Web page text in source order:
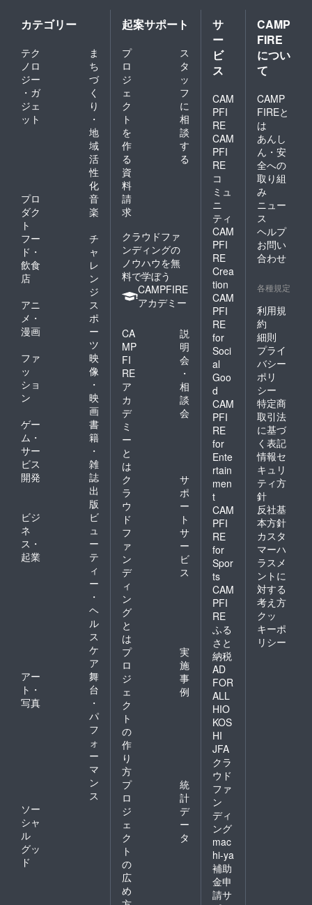
きのと
(四桝屋)
きのこ
むし(き
のこむ
とゆき
(あめ
のち
ゆき) 小
林ちさ
(pockyf
actory)
※クラウ
ドファ
ンディ
ング限
定 ※敬
開！ ・
サン
シャイ
ンクリ
エイ
ション
ンタペ
スト
リー
（12
種） 1
月：五
月うな
ぎ（五
月惣菜
店） 2
月：夜
（NEO
CATCIT
Y） 3
月：す
（Chilly
4月：宮
坂なこ
（CAN
VAS+G
ARDEN
月：ひ
さぎ
（ぷち
めいぷ
る） 6
月：ユ
キバス
ター
Z（わた
し） 7
月：シ
ロガネ
ヒナ
（MILK
BAR）
8月：
neropa
so（ner
opaso
月：雨
暈郁太
（many
manyra
タ) 成瀬
守(THE
FLYER
S) え
れっと
(うつら
うらら
karory(
KARO
MIX) 井
冬良(か
えでの
丘) あづ
み一樹
(ComeT
hrough)
りゅう
き夕海/
すめら
ぎ琥珀
(どてち
ん王
国/L.L.M
りょう
井さじ
(わたく
び) すい
みゃ
(Chilly
polka)
すいひ
(Oracle
Eggs)
ななろ
ば華(祭
社) やだ
ぽてと
(やだ
ぽっと)
にの子
(にのこ
や) ぱん
(ぱんの
みみ) 逢
魔刻壱
(しもや
け堂) な
かじま
(Digital
Lover)
柚子奈
ひよ(し
とろん
の杜) 花
方は
「備考
欄」に
掲示す
るお名
前をご
記入く
カテゴリー
テク
ノロ
ジー
・ガ
ジェ
ット
ま
ち
づ
く
り
・
地
域
活
性
化
プロ
ダク
ト
音
楽
フー
ド・
飲食
店
チ
ャ
レ
ン
ジ
アニ
メ・
漫画
ス
ポ
ー
ツ
ファ
ッ
ショ
ン
映
像
・
映
画
ゲー
ム・
サー
ビス
開発
書
籍
・
雑
誌
出
版
ビジ
ネ
ス・
起業
ビ
ュ
ー
テ
ィ
ー
・
ヘ
ル
ス
ケ
ア
アー
ト・
写真
舞
台
・
パ
フ
ォ
ー
マ
ン
ス
ソー
シャ
ル
グッ
ド
起案サポート
プ
ロ
ジ
ェ
ク
ト
を
作
る
ス
タ
ッ
フ
に
相
談
す
る
資
料
請
求
クラウドファ
ンディングの
ノウハウを無
料で学ぼう
CAMPFIRE
アカデミー
CA
MP
FI
RE
ア
カ
デ
ミ
ー
と
は
説
明
会
・
相
談
会
ク
ラ
ウ
ド
フ
ァ
ン
デ
ィ
ン
グ
と
は
サ
ポ
ー
ト
サ
ー
ビ
ス
プ
ロ
ジ
ェ
ク
ト
の
作
り
方
実
施
事
例
プ
ロ
ジ
ェ
ク
ト
の
広
め
統
計
デ
ー
タ
サ
ー
ビ
ス
CAM
PFI
RE
CAM
PFI
RE
コ
ミュ
ニ
ティ
CAM
PFI
RE
Crea
tion
CAM
PFI
RE
for
Soci
al
Goo
d
CAM
PFI
RE
for
Ente
rtain
men
t
CAM
PFI
RE
for
Spor
ts
CAM
PFI
RE
ふる
さと
納税
AD
FOR
ALL
HIO
KOS
HI
JFA
クラ
ウド
ファ
ン
ディ
ング
mac
hi-ya
補助
金申
請サ
CAMP
FIRE
につい
て
CAMP
FIREと
は
あんし
ん・安
全への
取り組
み
ニュー
ス
ヘルプ
お問い
合わせ
各種規定
利用規
約
細則
プライ
バシー
ポリ
シー
特定商
取引法
に基づ
く表記
情報セ
キュリ
ティ方
針
反社基
本方針
カスタ
マーハ
ラスメ
ントに
対する
考え方
クッ
キーポ
リシー